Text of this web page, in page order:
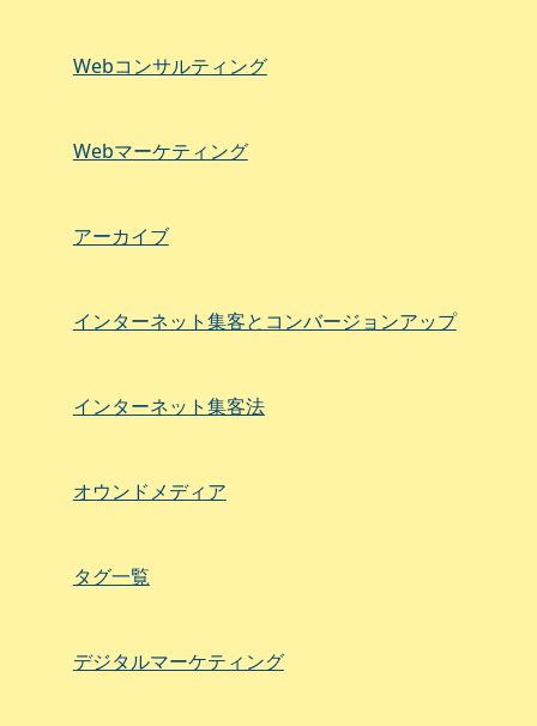
Webコンサルティング
Webマーケティング
アーカイブ
インターネット集客とコンバージョンアップ
インターネット集客法
オウンドメディア
タグ一覧
デジタルマーケティング